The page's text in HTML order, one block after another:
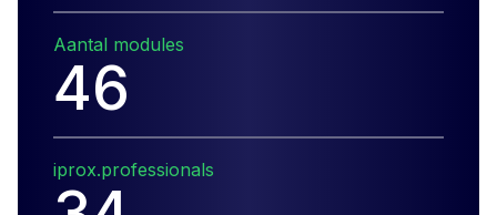
Aantal modules
48
iprox.professionals